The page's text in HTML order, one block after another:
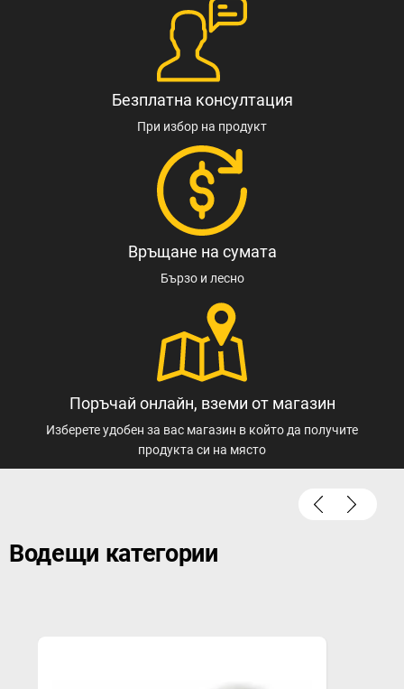
Безплатна консултация
При избор на продукт
Връщане на сумата
Бързо и лесно
Поръчай онлайн, вземи от магазин
Изберете удобен за вас магазин в който да получите
продукта си на място
Водещи категории